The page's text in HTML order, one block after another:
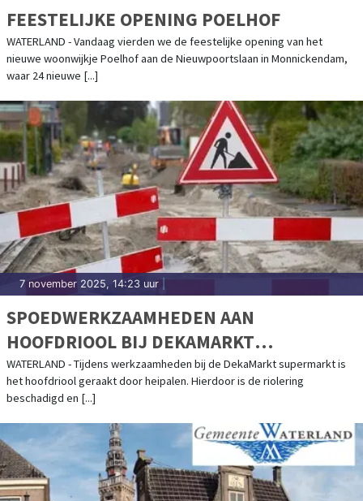
FEESTELIJKE OPENING POELHOF
WATERLAND - Vandaag vierden we de feestelijke opening van het
nieuwe woonwijkje Poelhof aan de Nieuwpoortslaan in Monnickendam,
waar 24 nieuwe [...]
7 november 2025, 14:23 uur
SPOEDWERKZAAMHEDEN AAN
HOOFDRIOOL BIJ DEKAMARKT
SUPERMARKT
WATERLAND - Tijdens werkzaamheden bij de DekaMarkt supermarkt is
het hoofdriool geraakt door heipalen. Hierdoor is de riolering
beschadigd en [...]